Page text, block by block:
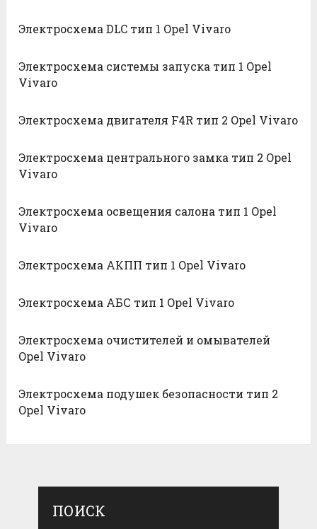
Электросхема DLC тип 1 Opel Vivaro
Электросхема системы запуска тип 1 Opel
Vivaro
Электросхема двигателя F4R тип 2 Opel Vivaro
Электросхема центрального замка тип 2 Opel
Vivaro
Электросхема освещения салона тип 1 Opel
Vivaro
Электросхема АКПП тип 1 Opel Vivaro
Электросхема АБС тип 1 Opel Vivaro
Электросхема очистителей и омывателей
Opel Vivaro
Электросхема подушек безопасности тип 2
Opel Vivaro
ПОИСК